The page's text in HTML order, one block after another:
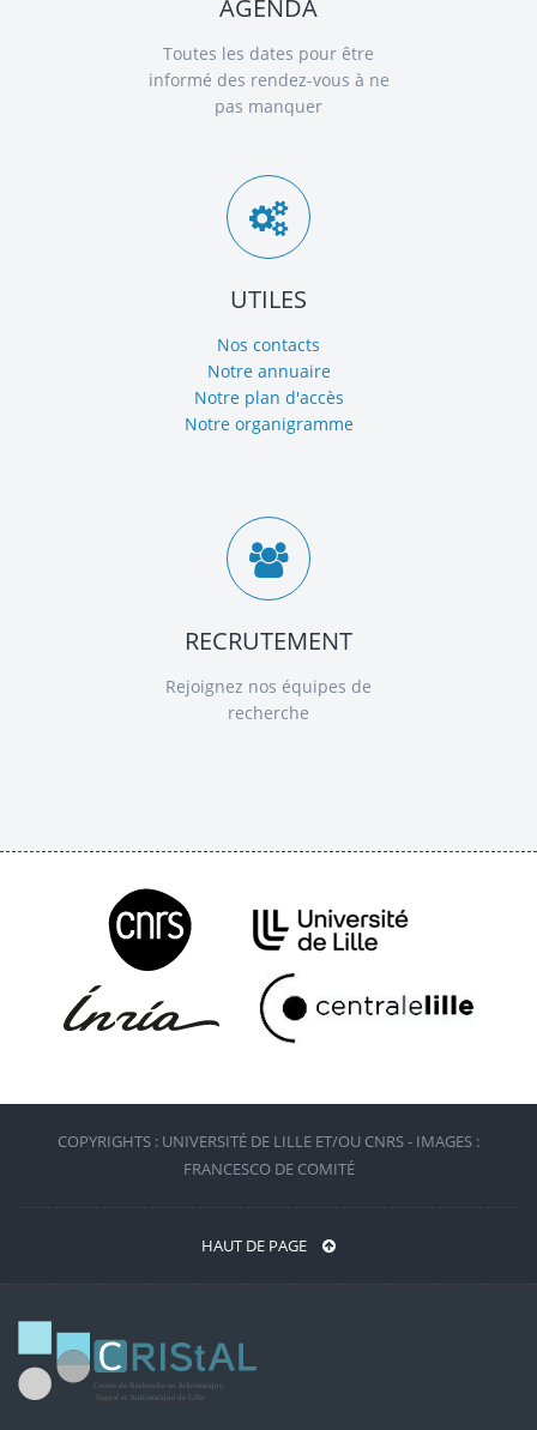
AGENDA
Toutes les dates pour être
informé des rendez-vous à ne
pas manquer
UTILES
Nos contacts
Notre annuaire
Notre plan d'accès
Notre organigramme
RECRUTEMENT
Rejoignez nos équipes de
recherche
COPYRIGHTS : UNIVERSITÉ DE LILLE ET/OU CNRS - IMAGES :
FRANCESCO DE COMITÉ
HAUT DE PAGE